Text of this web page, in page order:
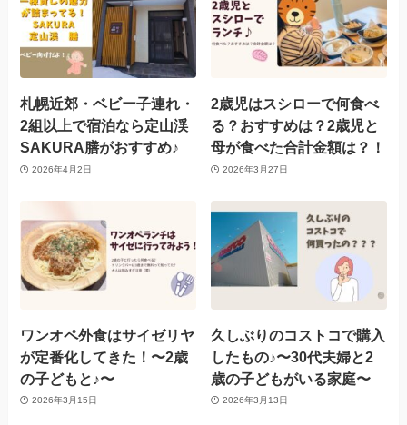
札幌近郊・ベビー子連れ・
2組以上で宿泊なら定山渓
SAKURA膳がおすすめ♪
2026年4月2日
2歳児はスシローで何食べ
る？おすすめは？2歳児と
母が食べた合計金額は？！
2026年3月27日
ワンオペ外食はサイゼリヤ
が定番化してきた！〜2歳
の子どもと♪〜
2026年3月15日
久しぶりのコストコで購入
したもの♪〜30代夫婦と2
歳の子どもがいる家庭〜
2026年3月13日